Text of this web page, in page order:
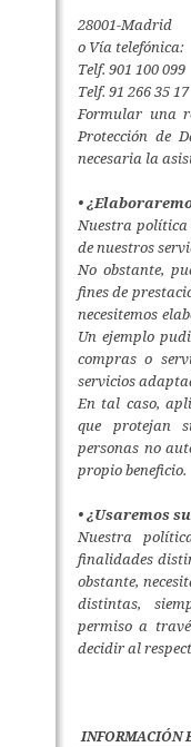
28001-Madrid
o Vía telefónica:
Telf. 901 100 099
Telf. 91 266 35 17
Formular una
Protección de
necesaria la
•
Nuestra política
de nuestros
No obstante,
fines de
necesitemos
Un ejemplo
compras o
servicios
En tal caso,
que protejan
personas no
propio beneficio.
• ¿Usaremos
Nuestra
finalidades
obstante,
distintas,
permiso a
decidir al
INFORMACIÓN